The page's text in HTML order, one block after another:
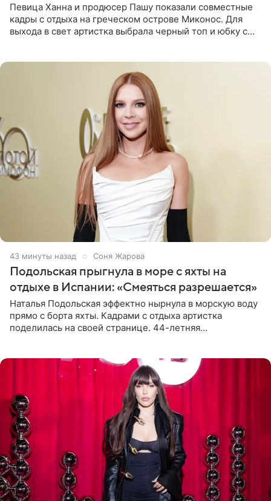
Певица Ханна и продюсер Пашу показали совместные
кадры с отдыха на греческом острове Миконос. Для
выхода в свет артистка выбрала черный топ и юбку с
43 минуты назад Соня Жарова
Подольская прыгнула в море с яхты на
отдыхе в Испании: «Смеяться разрешается»
Наталья Подольская эффектно нырнула в морскую воду
прямо с борта яхты. Кадрами с отдыха артистка
поделилась на своей странице. 44-летняя